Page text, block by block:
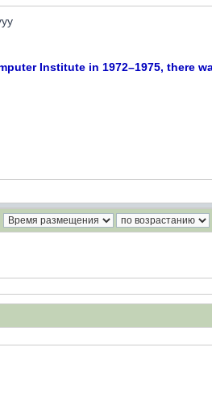
Institute in 1972–1975, there